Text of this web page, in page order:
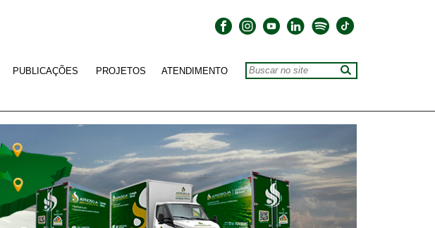
PUBLICAÇÕES PROJETOS ATENDIMENTO